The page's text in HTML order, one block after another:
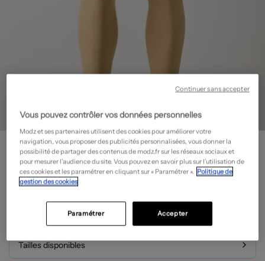
U.S. POLO ASSN
Short de bain - Fond doublé- Outlet
15,60€
Guide des tailles
Tailles disponibles
Vous pouvez contrôler vos données personnelles
Modz et ses partenaires utilisent des cookies pour améliorer votre
navigation, vous proposer des publicités personnalisées, vous donner la
possibilité de partager des contenus de modz.fr sur les réseaux sociaux et
pour mesurer l’audience du site. Vous pouvez en savoir plus sur l’utilisation de
ces cookies et les paramétrer en cliquant sur « Paramétrer ». Politique de
gestion des cookies
Accepter
Paramétrer
Continuer sans accepter